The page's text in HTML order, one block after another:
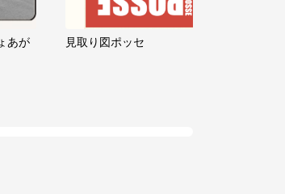
あが
見取り図ポッセ